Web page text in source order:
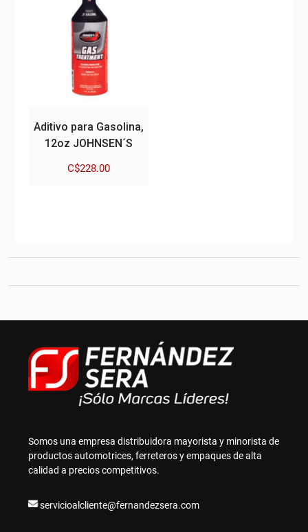
Aditivo para Gasolina,
12oz JOHNSEN´S
C$228.00
Somos una empresa distribuidora mayorista y minorista de
productos automotrices, ferreteros y empaques de alta
calidad a precios competitivos.
servicioalcliente@fernandezsera.com